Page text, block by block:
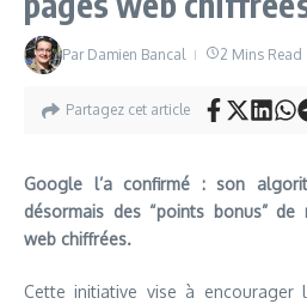
Par Damien Bancal 2 Mins Read
Partagez cet article
Google l’a confirmé : son
désormais des “points bonus” de
web chiffrées.
Cette initiative vise à encourager